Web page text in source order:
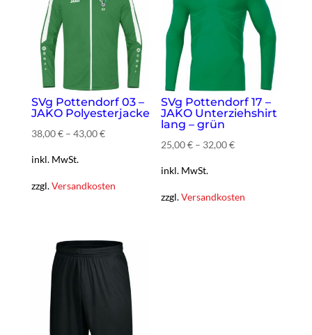
SVg Pottendorf 03 –
JAKO Polyesterjacke
38,00€– 43,00€
inkl. MwSt.
zzgl.Versandkosten
SVg Pottendorf 17 –
JAKO Unterziehshirt
lang – grün
25,00€ – 32,00€
inkl. MwSt.
zzgl.Versandkosten